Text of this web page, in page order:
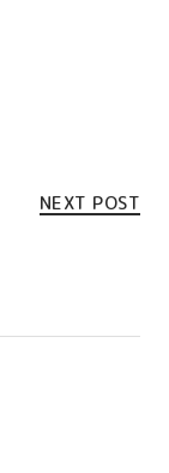
NEXT POST